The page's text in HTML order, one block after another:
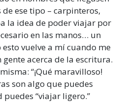
ese tipo – carpinteros,
la idea de poder viajar por
en las manos… un
vuelve a mí cuando me
acerca de la escritura.
“¡Qué maravilloso!
son algo que puedes
“viajar ligero.”